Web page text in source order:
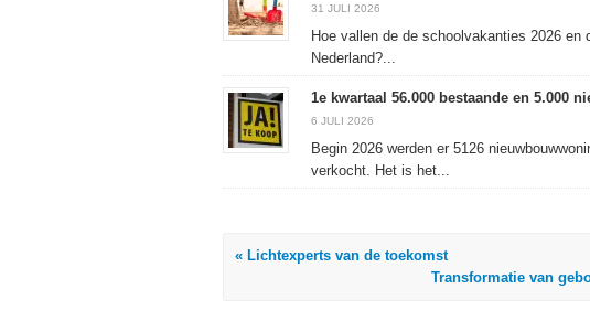
31 JULI 2026
Hoe vallen de de schoolvakanties 2026
Nederland?...
1e kwartaal 56.000 bestaande en 5.000
6 JULI 2026
Begin 2026 werden er 5126
verkocht. Het is het...
« Lichtexperts van de toekomst
Transformatie van